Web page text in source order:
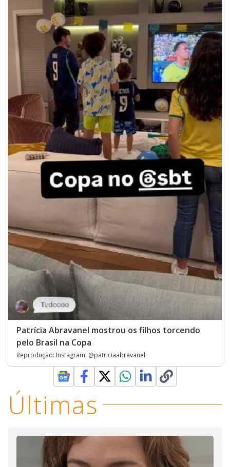
Patrícia Abravanel mostrou os filhos torcendo
pelo Brasil na Copa
Reprodução: Instagram: @patriciaabravanel
Últimas